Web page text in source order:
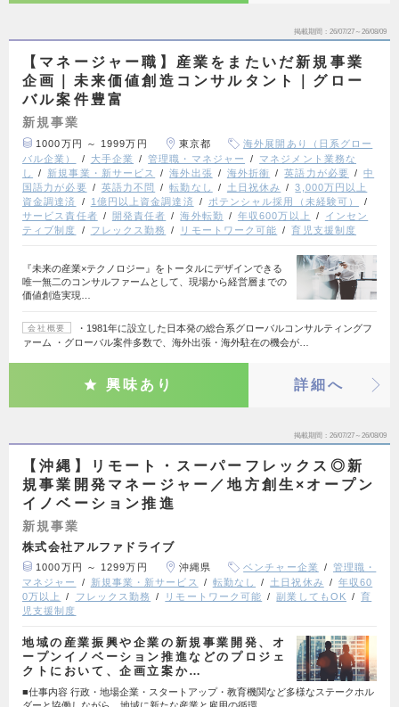
掲載期間 26/07/27～26/08/09
【マネージャー職】産業をまたいだ新規事業
企画｜未来価値創造コンサルタント｜グロー
バル案件豊富
新規事業
1000万円 ～ 1999万円 東京都
海外展開あり（日系グロー
バル企業）
大手企業 管理職・マネジャー
マネジメント業務な
し
新規事業・新サービス 海外出張 海外折衝 英語力が必要
中
国語力が必要
英語力不問 転勤なし 土日祝休み
3,000万円以上
資金調達済
1億円以上資金調達済
ポテンシャル採用（未経験可）
サービス責任者
開発責任者 海外転勤 年収600万以上
インセン
ティブ制度
フレックス勤務 リモートワーク可能 育児支援制度
『未来の産業×テクノロジー』をトータルにデザインできる
唯一無二のコンサルファームとして、現場から経営層までの
価値創造実現…
会社概要
・1981年に設立した日本発の総合系グローバルコンサルティングフ
ァーム ・グローバル案件多数で、海外出張・海外駐在の機会が…
興味あり 詳細へ
掲載期間 26/07/27～26/08/09
【沖縄】リモート・スーパーフレックス◎新
規事業開発マネージャー／地方創生×オープン
イノベーション推進
新規事業
株式会社アルファドライブ
1000万円 ～ 1299万円 沖縄県 ベンチャー企業
管理職・
マネジャー
新規事業・新サービス 転勤なし 土日祝休み
年収60
0万以上
フレックス勤務 リモートワーク可能 副業してもOK
育
児支援制度
地域の産業振興や企業の新規事業開発、オ
ープンイノベーション推進などのプロジェ
クトにおいて、企画立案か…
■仕事内容 行政・地場企業・スタートアップ・教育機関など多様なステークホル